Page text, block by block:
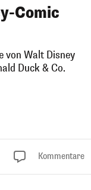
Comic
von Walt Disney
Duck & Co.
Kommentare